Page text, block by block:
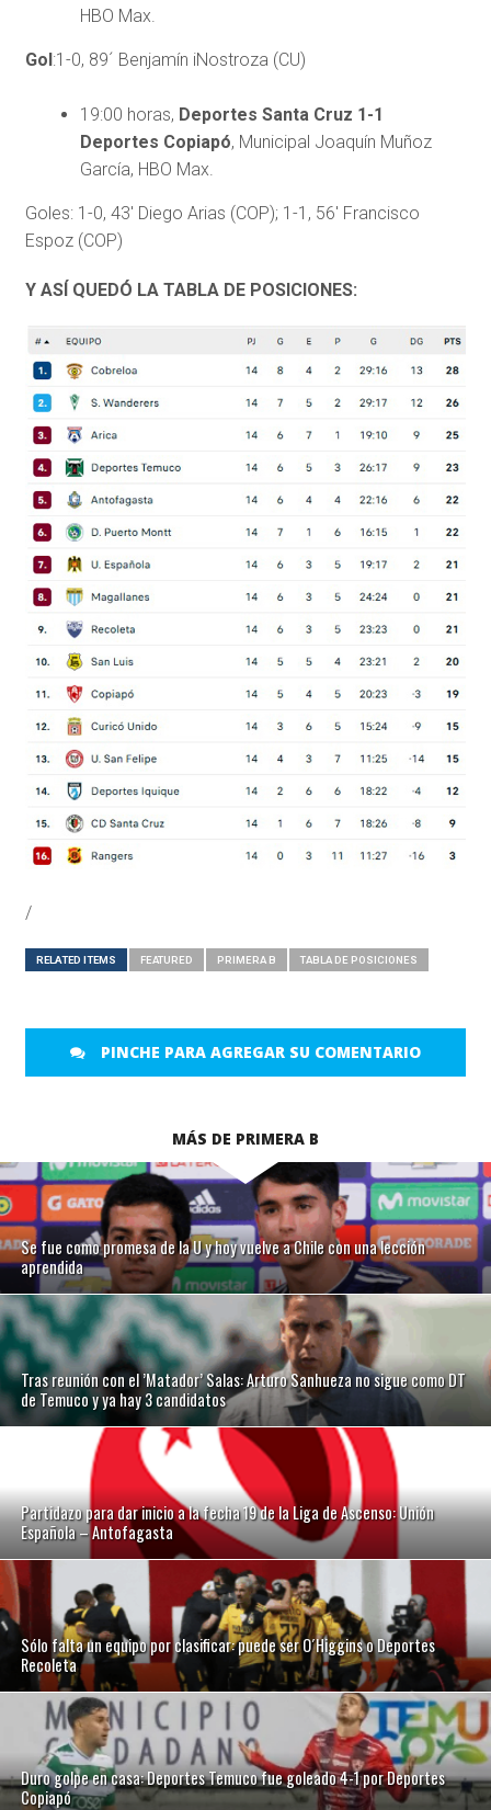
HBO Max.
Gol:1-0, 89´ Benjamín iNostroza (CU)
19:00 horas, Deportes Santa Cruz 1-1
Deportes Copiapó, Municipal Joaquín Muñoz
García, HBO Max.
Goles: 1-0, 43′ Diego Arias (COP); 1-1, 56′ Francisco
Espoz (COP)
Y ASÍ QUEDÓ LA TABLA DE POSICIONES:
/
RELATED ITEMS FEATURED PRIMERA B TABLA DE POSICIONES
PINCHE PARA AGREGAR SU COMENTARIO
MÁS DE PRIMERA B
Se fue como promesa de la U y hoy vuelve a Chile con una lección
aprendida
Tras reunión con el ’Matador’ Salas: Arturo Sanhueza no sigue como DT
de Temuco y ya hay 3 candidatos
Partidazo para dar inicio a la fecha 19 de la Liga de Ascenso: Unión
Española – Antofagasta
Sólo falta un equipo por clasificar: puede ser O´Higgins o Deportes
Recoleta
Duro golpe en casa: Deportes Temuco fue goleado 4-1 por Deportes
Copiapó